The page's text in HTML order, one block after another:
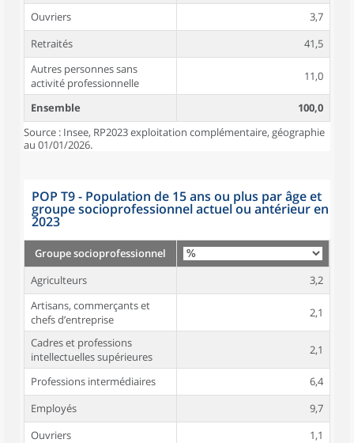
Ouvriers
3,7
Retraités
41,5
Autres personnes sans
activité professionnelle
11,0
Ensemble
100,0
Source : Insee, RP2023 exploitation complémentaire, géographie
au 01/01/2026.
POP T9 - Population de 15 ans ou plus par âge et
groupe socioprofessionnel actuel ou antérieur en
2023
Groupe socioprofessionnel
Agriculteurs
3,2
Artisans, commerçants et
chefs d’entreprise
2,1
Cadres et professions
intellectuelles supérieures
2,1
Professions intermédiaires
6,4
Employés
9,7
Ouvriers
1,1